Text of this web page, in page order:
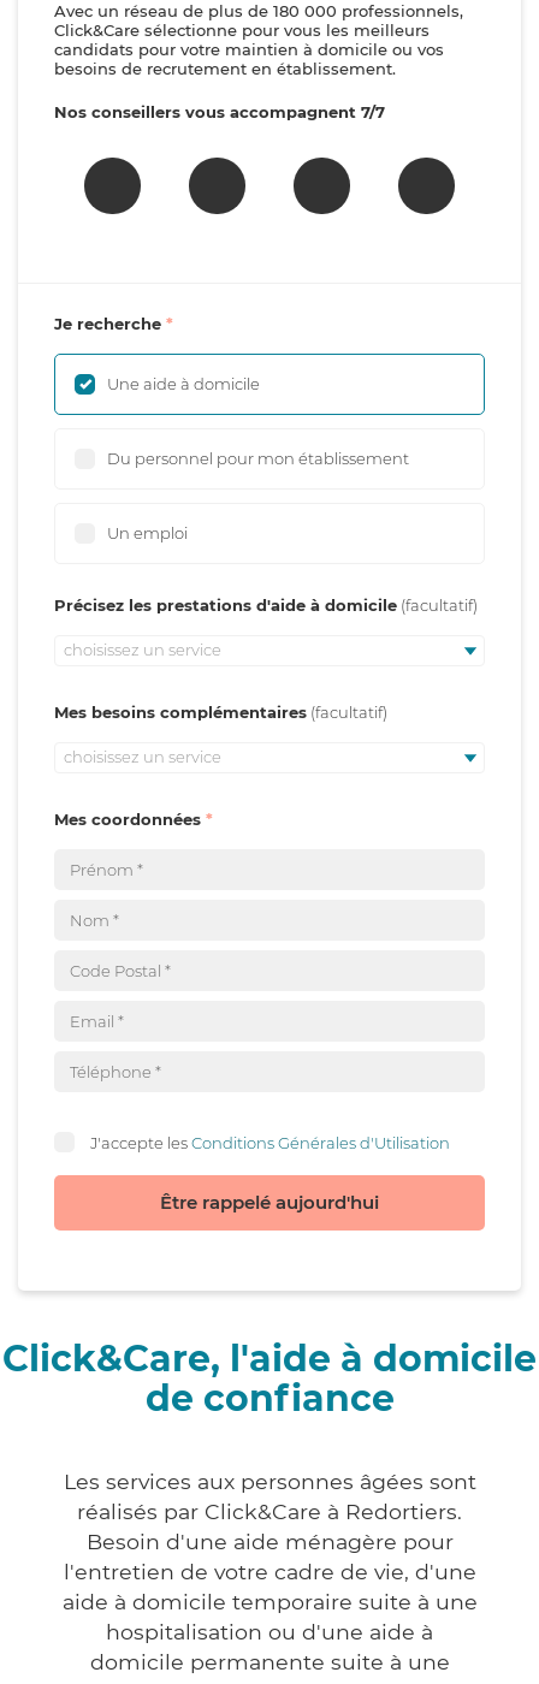
Avec un réseau de plus de 180 000 professionnels,
Click&Care sélectionne pour vous les meilleurs
candidats pour votre maintien à domicile ou vos
besoins de recrutement en établissement.
Nos conseillers vous accompagnent 7/7
Je recherche
Une aide à domicile
Du personnel pour mon établissement
Un emploi
Précisez les prestations d'aide à domicile
choisissez un service
Mes besoins complémentaires
choisissez un service
Mes coordonnées
J'accepte lesConditions Générales d'Utilisation
Être rappelé aujourd'hui
Click&Care, l'aide à domicile
de confiance
Les services aux personnes âgées sont
réalisés par Click&Care à Redortiers.
Besoin d'une aide ménagère pour
l'entretien de votre cadre de vie, d'une
aide à domicile temporaire suite à une
hospitalisation ou d'une aide à
domicile permanente suite à une